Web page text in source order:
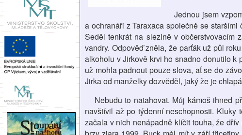
Jednou jsem
a ochranáři z Taraxaca společně se
Seděl tenkrát na slezině v
vandry. Odpověď zněla, že parťák už půl
alkoholu v Jirkově krvi ho snadno donutilo k
už mohla padnout pouze slova, ať se do
Jirka od manželky dozvěděl, jaký že je
Nebudu to natahovat. Můj kámoš ihned
navštívil až po týdenní neschopnosti. Kluky
začala v nich nenápadně klíčit touha, že